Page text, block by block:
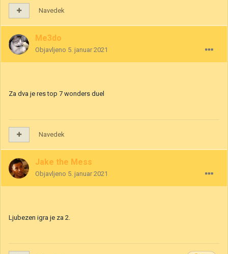
Navedek
Me3do
Objavljeno 5. januar 2021
Za dva je res top 7 wonders duel
Navedek
Jake the Mess
Objavljeno 5. januar 2021
Ljubezen igra je za 2.